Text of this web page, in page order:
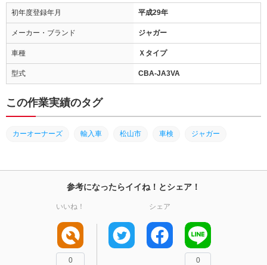
初年度登録年月 平成29年
メーカー・ブランド ジャガー
車種 Ｘタイプ
型式 CBA-JA3VA
この作業実績のタグ
カーオーナーズ 輸入車 松山市 車検 ジャガー
参考になったらイイね！とシェア！
いいね！
0
シェア
0